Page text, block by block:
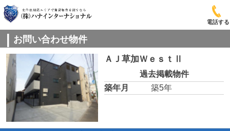
電話する
お問い合わせ物件
ＡＪ草加ＷｅｓｔⅡ
過去掲載物件
築年月
築5年